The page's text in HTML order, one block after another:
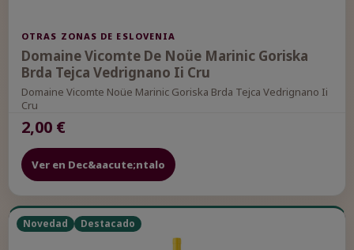
OTRAS ZONAS DE ESLOVENIA
Domaine Vicomte De Noüe Marinic Goriska
Brda Tejca Vedrignano Ii Cru
Domaine Vicomte Noüe Marinic Goriska Brda Tejca Vedrignano Ii
Cru
2,00 €
Ver en Dec&aacute;ntalo
Novedad Destacado